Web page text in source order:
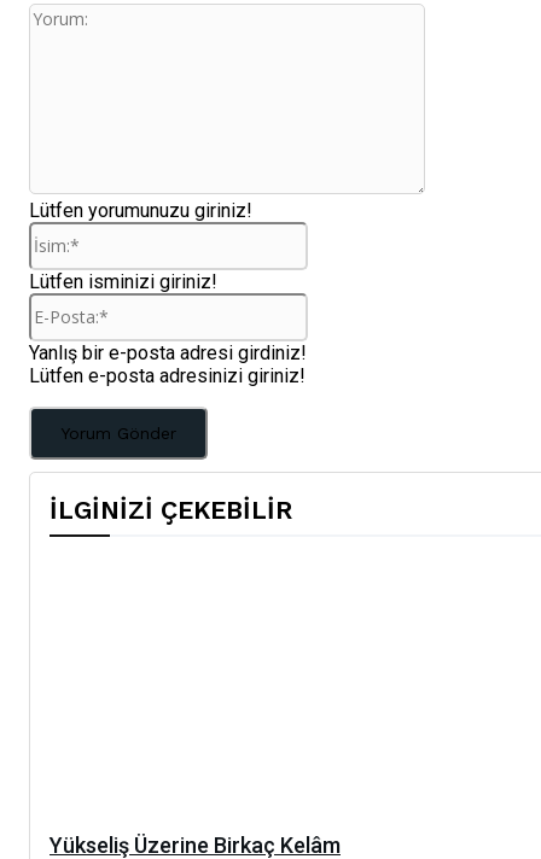
Yorum:
Lütfen yorumunuzu giriniz!
İsim:*
Lütfen isminizi giriniz!
E-
Yanlış bir e-posta adresi girdiniz!
Lütfen e-posta adresinizi giriniz!
İLGİNİZİ ÇEKEBİLİR
Yükseliş Üzerine Birkaç Kelâm